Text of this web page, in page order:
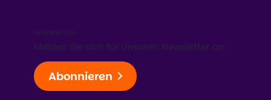
NEWSLETTER
Melden Sie sich für unseren Newsletter an.
Abonnieren